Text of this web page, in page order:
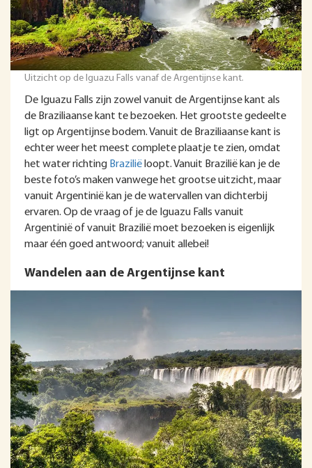
Uitzicht op de Iguazu Falls vanaf de Argentijnse kant.
De Iguazu Falls zijn zowel vanuit de Argentijnse kant als
de Braziliaanse kant te bezoeken. Het grootste gedeelte
ligt op Argentijnse bodem. Vanuit de Braziliaanse kant is
echter weer het meest complete plaatje te zien, omdat
het water richting Brazilië loopt. Vanuit Brazilië kan je de
beste foto’s maken vanwege het grootse uitzicht, maar
vanuit Argentinië kan je de watervallen van dichterbij
ervaren. Op de vraag of je de Iguazu Falls vanuit
Argentinië of vanuit Brazilië moet bezoeken is eigenlijk
maar één goed antwoord; vanuit allebei!
Wandelen aan de Argentijnse kant